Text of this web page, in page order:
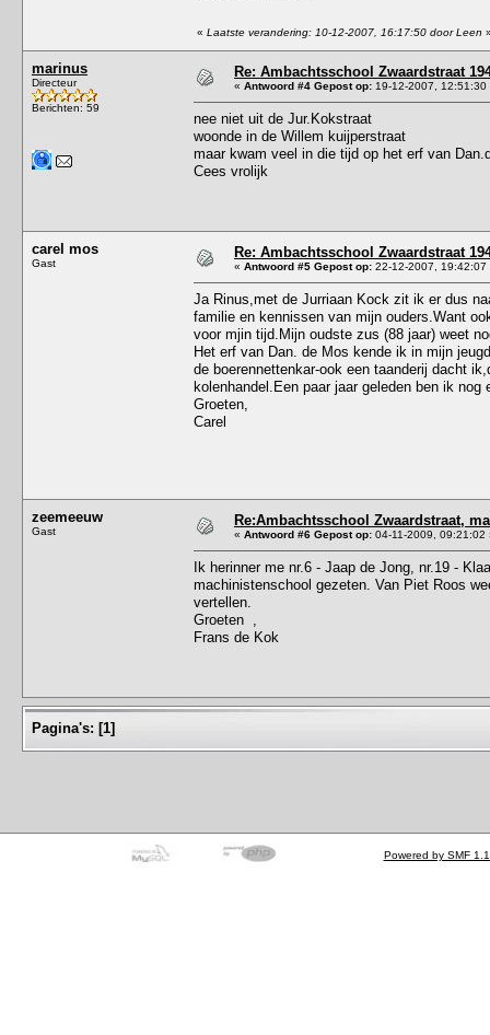
« Laatste verandering: 10-12-2007, 16:17:50 door Leen
marinus
Directeur
Berichten: 59
Re: Ambachtsschool Zwaardstraat
« Antwoord #4 Gepost op: 19-12-2007, 12:51:30
nee niet uit de Jur.Kokstraat
woonde in de Willem kuijperstraat
maar kwam veel in die tijd op het erf van
Cees vrolijk
carel mos
Gast
Re: Ambachtsschool Zwaardstraat
« Antwoord #5 Gepost op: 22-12-2007, 19:42:07
Ja Rinus,met de Jurriaan Kock zit ik er dus
familie en kennissen van mijn ouders.Want
voor mjin tijd.Mijn oudste zus (88 jaar) weet
Het erf van Dan. de Mos kende ik in mijn
de boerennettenkar-ook een taanderij dacht
kolenhandel.Een paar jaar geleden ben ik
Groeten,
Carel
zeemeeuw
Gast
Re:Ambachtsschool Zwaardstraat,
« Antwoord #6 Gepost op: 04-11-2009, 09:21:02
Ik herinner me nr.6 - Jaap de Jong, nr.19 -
machinistenschool gezeten. Van Piet Roos
vertellen.
Groeten ,
Frans de Kok
Pagina's: [1]
Powered by SMF